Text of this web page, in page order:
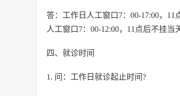
答：工作日人工窗口7：00-17:00，11
人工窗口7：00-12:00，11点后不挂当
四、就诊时间
1. 问：工作日就诊起止时间?